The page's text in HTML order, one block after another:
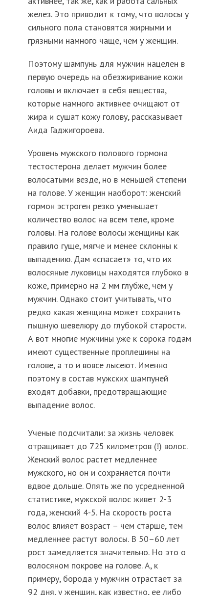
желез. Это приводит к тому, что волосы у
сильного пола становятся жирными и
грязными намного чаще, чем у женщин.
Поэтому шампунь для мужчин нацелен в
первую очередь на обезжиривание кожи
головы и включает в себя вещества,
которые намного активнее очищают от
жира и сушат кожу голову, рассказывает
Аида Гаджигороева.
Уровень мужского полового гормона
тестостерона делает мужчин более
волосатыми везде, но в меньшей степени
на голове. У женщин наоборот: женский
гормон эстроген резко уменьшает
количество волос на всем теле, кроме
головы. На голове волосы женщины как
правило гуще, мягче и менее склонны к
выпадению. Дам «спасает» то, что их
волосяные луковицы находятся глубоко в
коже, примерно на 2 мм глубже, чем у
мужчин. Однако стоит учитывать, что
редко какая женщина может сохранить
пышную шевелюру до глубокой старости.
А вот многие мужчины уже к сорока годам
имеют существенные проплешины на
голове, а то и вовсе лысеют. Именно
поэтому в состав мужских шампуней
входят добавки, предотвращающие
выпадение волос.
Ученые подсчитали: за жизнь человек
отращивает до 725 километров (!) волос.
Женский волос растет медленнее
мужского, но он и сохраняется почти
вдвое дольше. Опять же по усредненной
статистике, мужской волос живет 2-3
года, женский 4-5. На скорость роста
волос влияет возраст – чем старше, тем
медленнее растут волосы. В 50–60 лет
рост замедляется значительно. Но это о
волосяном покрове на голове. А, к
примеру, борода у мужчин отрастает за
92 дня, у женщин, как известно, ее либо